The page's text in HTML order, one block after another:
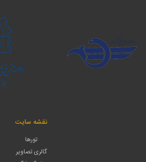
نقشه سایت
تورها
گالری تصاویر